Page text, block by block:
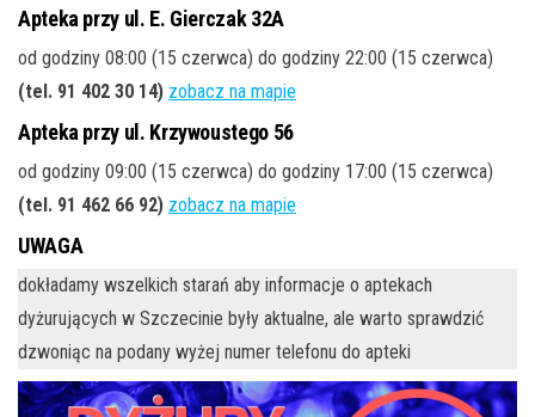
Apteka przy ul. E. Gierczak 32A
od godziny 08:00 (15 czerwca) do godziny 22:00 (15 czerwca)
(tel. 91 402 30 14) zobacz na mapie
Apteka przy ul. Krzywoustego 56
od godziny 09:00 (15 czerwca) do godziny 17:00 (15 czerwca)
(tel. 91 462 66 92) zobacz na mapie
UWAGA
dokładamy wszelkich starań aby informacje o aptekach
dyżurujących w Szczecinie były aktualne, ale warto sprawdzić
dzwoniąc na podany wyżej numer telefonu do apteki